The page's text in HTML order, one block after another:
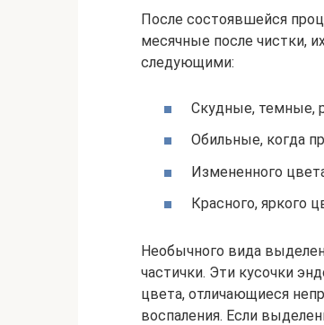
После состоявшейся
месячные после чистки,
следующими:
Скудные, темные,
Обильные, когда
Измененного
Красного, яркого
Необычного вида
частички. Эти кусочки
цвета, отличающиеся
воспаления. Если